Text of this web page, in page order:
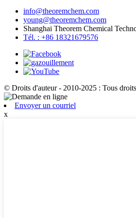
info@theoremchem.com
young@theoremchem.com
Shanghai Theorem Chemical
Tél. : +86 18321679576
© Droits d'auteur - 2010-2025 : Tous
Envoyer un courriel
x